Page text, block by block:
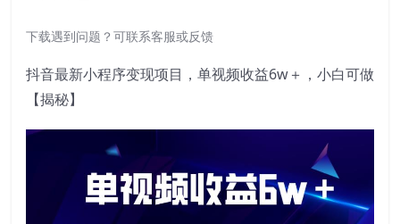
下载遇到问题？可联系客服或反馈
抖音最新小程序变现项目，单视频收益6w＋，小白可做
【揭秘】